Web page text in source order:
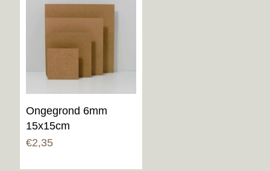
Ongegrond 6mm
15x15cm
€2,35